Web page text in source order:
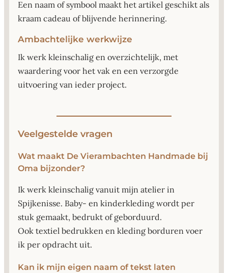
Een naam of symbool maakt het artikel geschikt als
kraam cadeau of blijvende herinnering.
Ambachtelijke werkwijze
Ik werk kleinschalig en overzichtelijk, met
waardering voor het vak en een verzorgde
uitvoering van ieder project.
Veelgestelde vragen
Wat maakt De Vierambachten Handmade bij
Oma bijzonder?
Ik werk kleinschalig vanuit mijn atelier in
Spijkenisse. Baby- en kinderkleding wordt per
stuk gemaakt, bedrukt of geborduurd.
Ook textiel bedrukken en kleding borduren voer
ik per opdracht uit.
Kan ik mijn eigen naam of tekst laten